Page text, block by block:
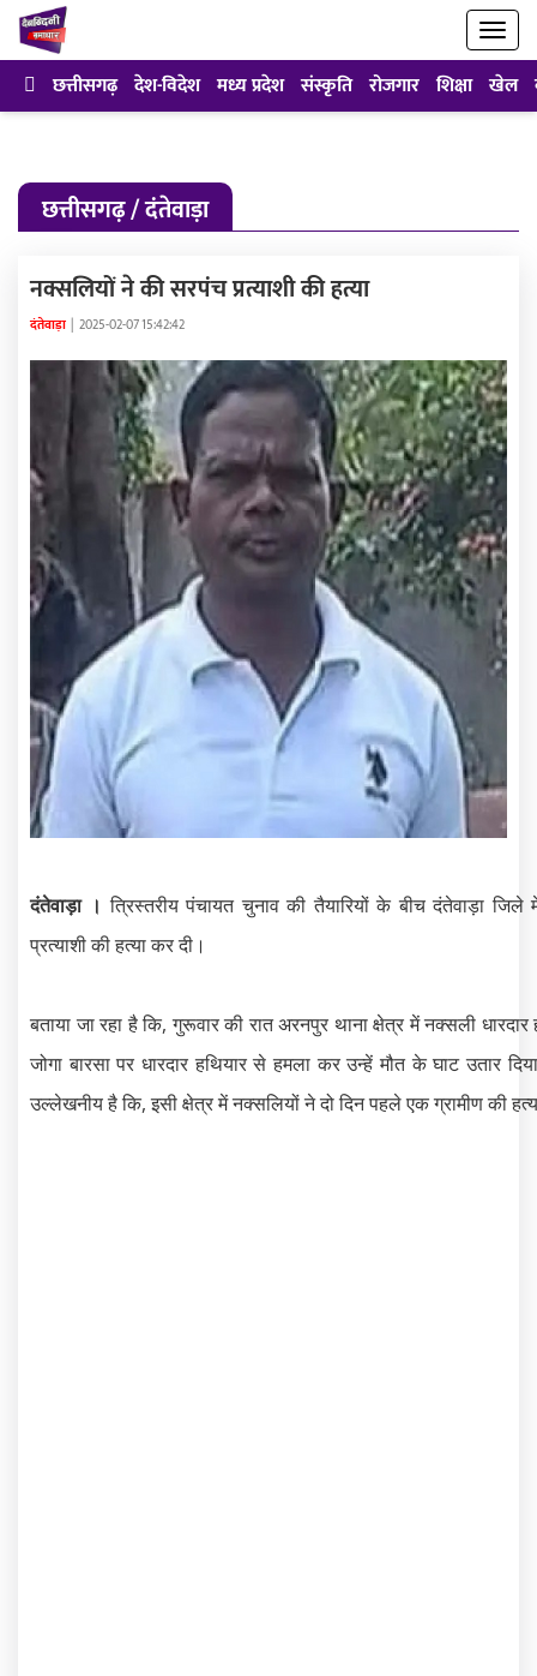
छत्तीसगढ़ देश-विदेश मध्य प्रदेश संस्कृति रोजगार शिक्षा खेल
छत्तीसगढ़ / दंतेवाड़ा
नक्सलियों ने की सरपंच प्रत्याशी की हत्या
दंतेवाड़ा | 2025-02-07 15:42:42
दंतेवाड़ा ।त्रिस्तरीय पंचायत चुनाव की तैयारियों के बीच दंतेवाड़ा
प्रत्याशी की हत्या कर दी।
बताया जा रहा है कि, गुरूवार की रात अरनपुर थाना क्षेत्र में नक्सली
जोगा बारसा पर धारदार हथियार से हमला कर उन्हें मौत के घाट उतार
उल्लेखनीय है कि, इसी क्षेत्र में नक्सलियों ने दो दिन पहले एक ग्रामीण की